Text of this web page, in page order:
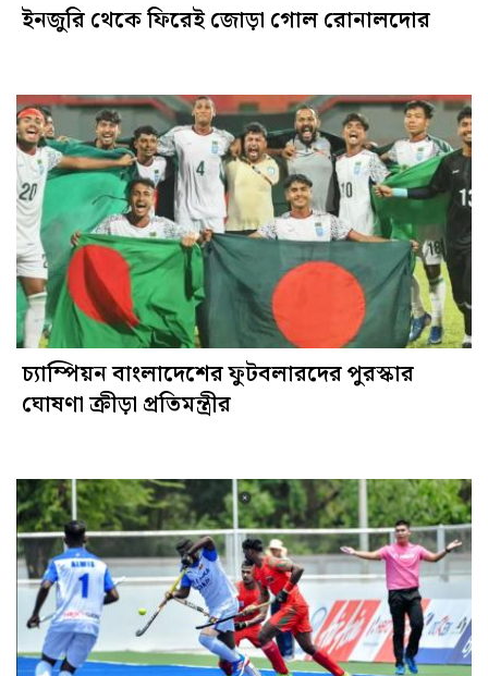
ইনজুরি থেকে ফিরেই জোড়া গোল রোনালদোর
চ্যাম্পিয়ন বাংলাদেশের ফুটবলারদের পুরস্কার
ঘোষণা ক্রীড়া প্রতিমন্ত্রীর